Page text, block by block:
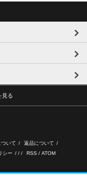
見る
いて / 返品について /
シー / / / RSS / ATOM